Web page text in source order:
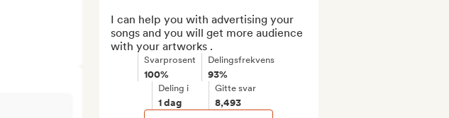
I can help you with advertising your
songs and you will get more audience
with your artworks .
Svarprosent
100%
Delingsfrekvens
93%
Deling i
1 dag
Gitte svar
8,493